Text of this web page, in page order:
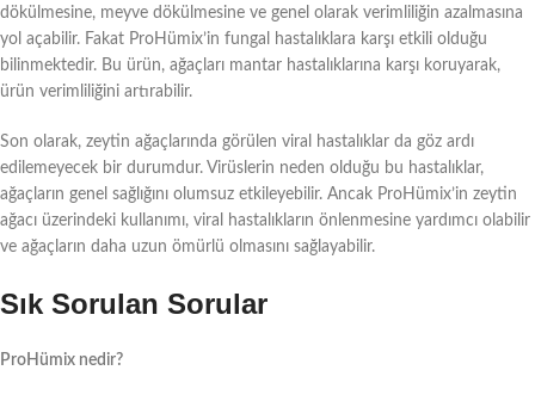
dökülmesine, meyve dökülmesine ve genel olarak verimliliğin azalmasına
yol açabilir. Fakat ProHümix’in fungal hastalıklara karşı etkili olduğu
bilinmektedir. Bu ürün, ağaçları mantar hastalıklarına karşı koruyarak,
ürün verimliliğini artırabilir.
Son olarak, zeytin ağaçlarında görülen viral hastalıklar da göz ardı
edilemeyecek bir durumdur. Virüslerin neden olduğu bu hastalıklar,
ağaçların genel sağlığını olumsuz etkileyebilir. Ancak ProHümix’in zeytin
ağacı üzerindeki kullanımı, viral hastalıkların önlenmesine yardımcı olabilir
ve ağaçların daha uzun ömürlü olmasını sağlayabilir.
Sık Sorulan Sorular
ProHümix nedir?